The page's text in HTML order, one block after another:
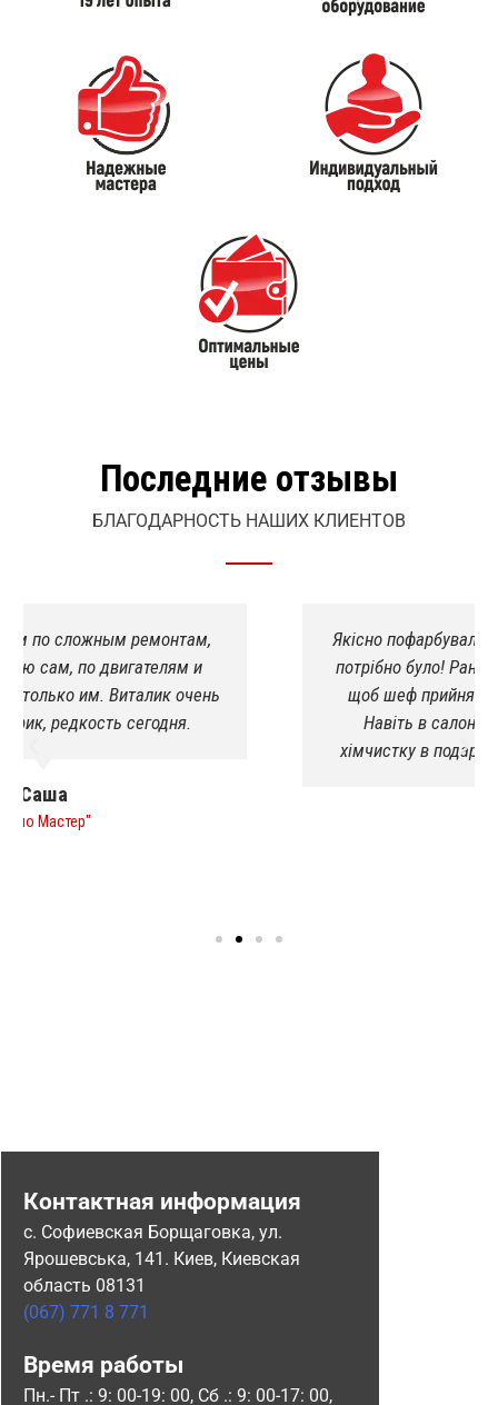
Последние отзывы
БЛАГОДАРНОСТЬ НАШИХ КЛИЕНТОВ
Якісно пофарбували спринтера. Підварили де
потрібно було! Раніше ніколи такого не було,
щоб шеф прийняв роботу з першого разу.
Навіть в салоні був порядок, зробили
хімчистку в подарунок!я в приємному шоці
Контактная информация
с. Софиевская Борщаговка, ул.
Ярошевська, 141. Киев, Киевская
область 08131
(067) 771 8 771
Время работы
Пн.- Пт .: 9: 00-19: 00, Сб .: 9: 00-17: 00,